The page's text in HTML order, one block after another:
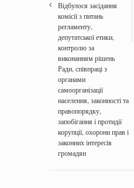
Відбулося засідання
комісії з питань
регламенту,
депутатської етики,
контролю за
виконанням рішень
Ради, співпраці з
органами
самоорганізації
населення, законності та
правопорядку,
запобігання і протидії
корупції, охорони прав і
законних інтересів
громадян